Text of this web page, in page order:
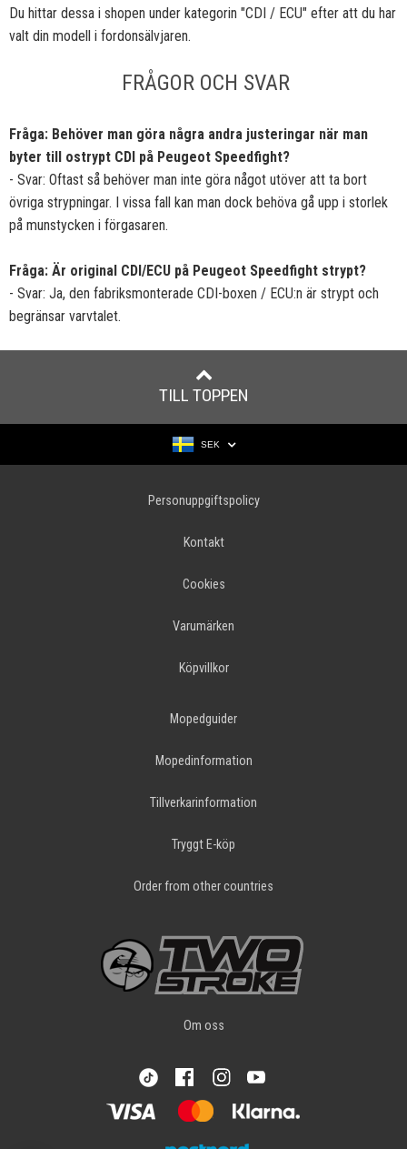
Du hittar dessa i shopen under kategorin "CDI / ECU" efter att du har
valt din modell i fordonsälvjaren.
FRÅGOR OCH SVAR
Fråga: Behöver man göra några andra justeringar när man
byter till ostrypt CDI på Peugeot Speedfight?
- Svar: Oftast så behöver man inte göra något utöver att ta bort
övriga strypningar. I vissa fall kan man dock behöva gå upp i storlek
på munstycken i förgasaren.
Fråga: Är original CDI/ECU på Peugeot Speedfight strypt?
- Svar: Ja, den fabriksmonterade CDI-boxen / ECU:n är strypt och
begränsar varvtalet.
TILL TOPPEN
SEK
Personuppgiftspolicy
Kontakt
Cookies
Varumärken
Köpvillkor
Mopedguider
Mopedinformation
Tillverkarinformation
Tryggt E-köp
Order from other countries
Om oss